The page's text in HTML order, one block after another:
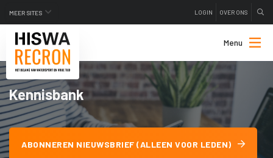
MEER SITES LOGIN OVER ONS
Menu
Kennisbank
ABONNEREN NIEUWSBRIEF (ALLEEN VOOR LEDEN)